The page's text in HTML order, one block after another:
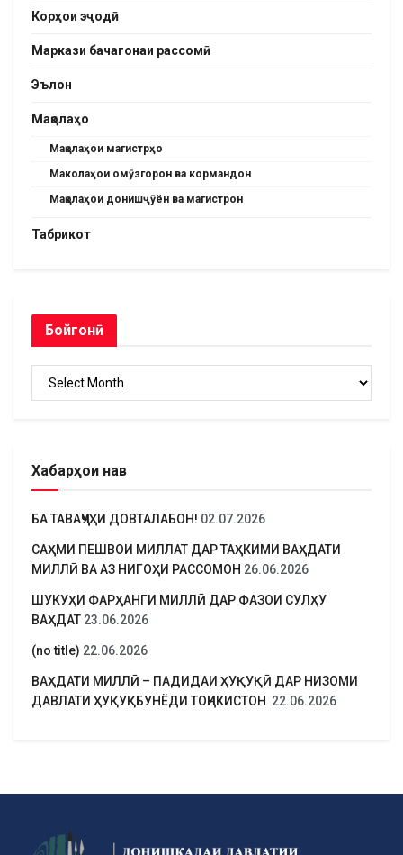
Корҳои эҷодӣ
Маркази бачагонаи рассомӣ
Эълон
Мақолаҳо
Мақолаҳои магистрҳо
Маколаҳои омӯзгорон ва кормандон
Мақолаҳои донишҷӯён ва магистрон
Табрикот
Бойгонӣ
Хабарҳои нав
БА ТАВАҶҶУҲИ ДОВТАЛАБОН! 02.07.2026
САҲМИ ПЕШВОИ МИЛЛАТ ДАР ТАҲКИМИ ВАҲДАТИ
МИЛЛӢ ВА АЗ НИГОҲИ РАССОМОН 26.06.2026
ШУКУҲИ ФАРҲАНГИ МИЛЛӢ ДАР ФАЗОИ СУЛҲУ
ВАҲДАТ 23.06.2026
(no title) 22.06.2026
ВАҲДАТИ МИЛЛӢ – ПАДИДАИ ҲУҚУҚӢ ДАР НИЗОМИ
ДАВЛАТИ ҲУҚУҚБУНЁДИ ТОҶИКИСТОН 22.06.2026